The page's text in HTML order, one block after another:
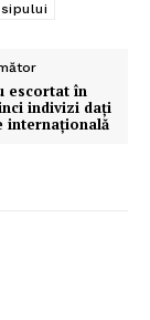
escortat în
indivizi daţi
internaţională